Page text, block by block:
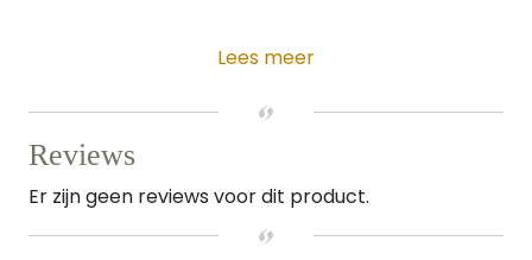
Lees meer
Reviews
Er zijn geen reviews voor dit product.